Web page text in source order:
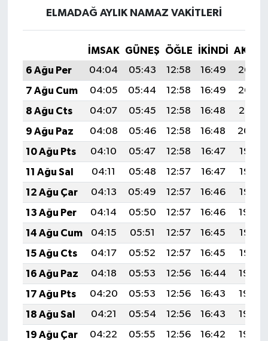
ELMADAĞ AYLIK NAMAZ VAKITLERI
İMSAK GÜNEŞ ÖĞLE İKINDI
6 Ağu Per
04:04 05:43 12:58 16:49
20:03
7 Ağu Cum
04:05 05:44 12:58 16:49
20:02
8 Ağu Cts
04:07 05:45 12:58 16:48
20:01
9 Ağu Paz
04:08 05:46 12:58 16:48
20:00
10 Ağu Pts
04:10 05:47 12:58 16:47
19:58
11 Ağu Sal
04:11 05:48 12:57 16:47
19:57
12 Ağu Çar
04:13 05:49 12:57 16:46
19:56
13 Ağu Per
04:14 05:50 12:57 16:46
19:54
14 Ağu Cum
04:15 05:51 12:57 16:45
19:53
15 Ağu Cts
04:17 05:52 12:57 16:45
19:52
16 Ağu Paz
04:18 05:53 12:56 16:44
19:50
17 Ağu Pts
04:20 05:53 12:56 16:43
19:49
18 Ağu Sal
04:21 05:54 12:56 16:43
19:48
19 Ağu Çar
04:22 05:55 12:56 16:42
19:46